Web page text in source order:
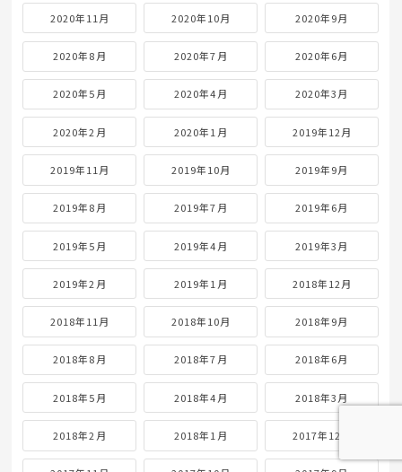
2022年2月 2022年1月 2021年12月
2021年11月 2021年10月 2021年9月
2021年8月 2021年7月 2021年6月
2021年5月 2021年4月 2021年3月
2021年2月 2021年1月 2020年12月
2020年11月 2020年10月 2020年9月
2020年8月 2020年7月 2020年6月
2020年5月 2020年4月 2020年3月
2020年2月 2020年1月 2019年12月
2019年11月 2019年10月 2019年9月
2019年8月 2019年7月 2019年6月
2019年5月 2019年4月 2019年3月
2019年2月 2019年1月 2018年12月